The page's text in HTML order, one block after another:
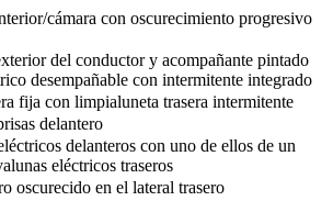
cámara con oscurecimiento progresivo
del conductor y acompañante pintado
desempañable con intermitente integrado
fija con limpialuneta trasera intermitente
delantero
delanteros con uno de ellos de un
eléctricos traseros
oscurecido en el lateral trasero